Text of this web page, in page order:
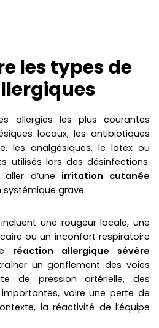
les types de
allergies les plus courantes
locaux, les antibiotiques
les analgésiques, le latex ou
utilisés lors des désinfections.
d’une irritation cutanée
grave.
une rougeur locale, une
ou un inconfort respiratoire
réaction allergique sévère
un gonflement des voies
de pression artérielle, des
voire une perte de
la réactivité de l’équipe